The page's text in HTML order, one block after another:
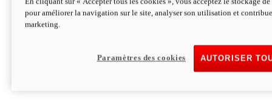
Hypermotard V2 SP 100
Découvrez-le
pour améliorer la navigation sur le site, analyser son utilisation et
marketing.
AUTORISER
Paramètres des cookies